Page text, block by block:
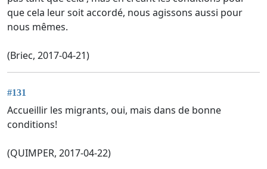
que cela leur soit accordé, nous agissons aussi pour
nous mêmes.
(Briec, 2017-04-21)
#131
Accueillir les migrants, oui, mais dans de bonne
conditions!
(QUIMPER, 2017-04-22)